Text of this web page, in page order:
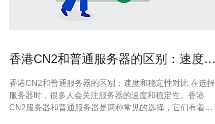
香港CN2和普通服务器的区别：速度和
香港CN2和普通服务器的区别：速度和稳定性对比 在选择
服务器时，很多人会关注服务器的速度和稳定性。香港
CN2服务器和普通服务器是两种常见的选择，它们有着不